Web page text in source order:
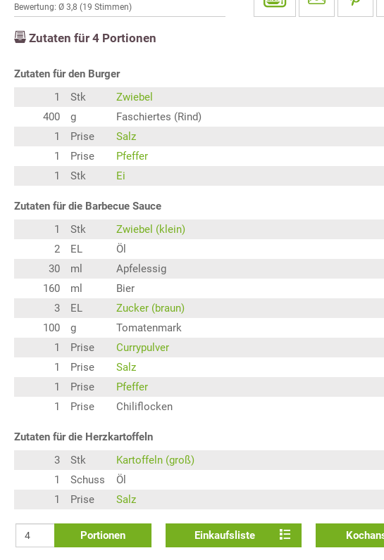
Bewertung: Ø 3,8 (19 Stimmen)
Zutaten für 4 Portionen
Zutaten für den Burger
1
Stk
Zwiebel
400
g
Faschiertes (Rind)
1
Prise
Salz
1
Prise
Pfeffer
1
Stk Ei
Zutaten für die Barbecue Sauce
1
Stk
Zwiebel (klein)
2
EL
Öl
30
ml
Apfelessig
160
ml
Bier
3
EL
Zucker (braun)
100
g
Tomatenmark
1
Prise
Currypulver
1
Prise
Salz
1
Prise
Pfeffer
1
Prise Chiliflocken
Zutaten für die Herzkartoffeln
3
Stk
Kartoffeln (groß)
1
Schuss
Öl
1
Prise Salz
Portionen Einkaufsliste